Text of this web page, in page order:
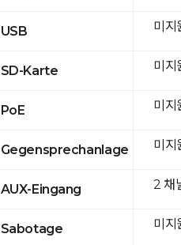
USB
SD-Karte
PoE
Gegensprechanlage
AUX-Eingang
Sabotage
미지
미지
미지
미지
2 채
미지